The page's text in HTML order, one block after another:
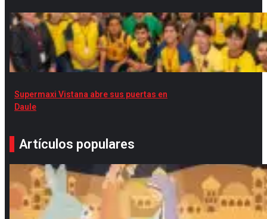
Supermaxi Vistana abre sus puertas en
Daule
Artículos populares